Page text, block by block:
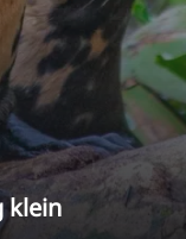
klein